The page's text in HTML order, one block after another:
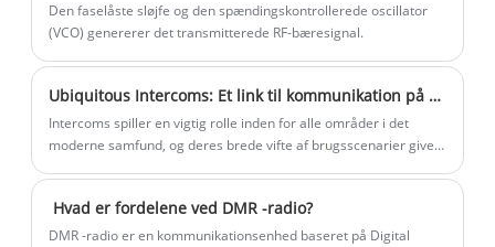
teamkoordinering og sikrer pålidelig
kommunikation i kritiske situationer.
Den faselåste sløjfe og den spændingskontrollerede oscillator
(VCO) genererer det transmitterede RF-bæresignal.
Ubiquitous Intercoms: Et link til kommunikation på tværs af brancher
Intercoms spiller en vigtig rolle inden for alle områder i det
moderne samfund, og deres brede vifte af brugsscenarier giver
‌‌ Hvad er fordelene ved DMR -radio?
‌DMR -radio er en kommunikationsenhed baseret på Digital